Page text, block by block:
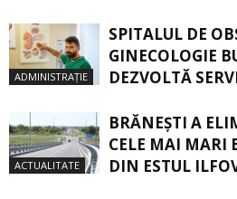
ADMINISTRAȚIE
SPITALUL DE
GINECOLOGIE
DEZVOLTĂ
ACTUALITATE
BRĂNEȘTI A
CELE MAI MARI
DIN ESTUL